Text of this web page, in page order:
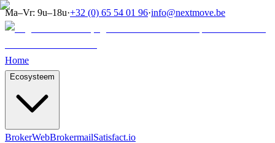
Ma–Vr: 9u–18u·+32 (0) 65 54 01 96·info@nextmove.be
Home
Ecosysteem
BrokerWebBrokermailSatisfact.io